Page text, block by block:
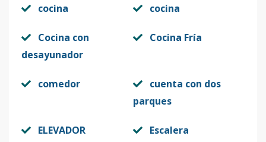
cocina cocina
Cocina con
desayunador
Cocina Fría
comedor
cuenta con dos
parques
ELEVADOR Escalera